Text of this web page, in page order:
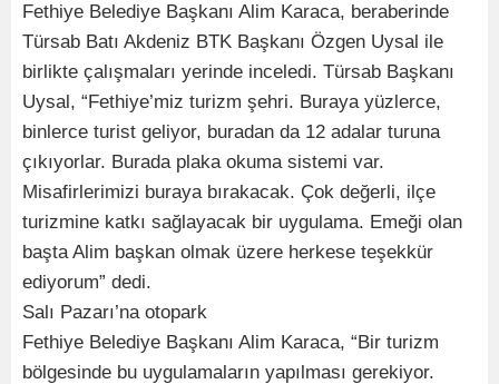
Fethiye Belediye Başkanı Alim Karaca, beraberinde
Türsab Batı Akdeniz BTK Başkanı Özgen Uysal ile
birlikte çalışmaları yerinde inceledi. Türsab Başkanı
Uysal, “Fethiye’miz turizm şehri. Buraya yüzlerce,
binlerce turist geliyor, buradan da 12 adalar turuna
çıkıyorlar. Burada plaka okuma sistemi var.
Misafirlerimizi buraya bırakacak. Çok değerli, ilçe
turizmine katkı sağlayacak bir uygulama. Emeği olan
başta Alim başkan olmak üzere herkese teşekkür
ediyorum” dedi.
Salı Pazarı’na otopark
Fethiye Belediye Başkanı Alim Karaca, “Bir turizm
bölgesinde bu uygulamaların yapılması gerekiyor.